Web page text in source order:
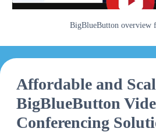
BigBlueButton overview
Affordable and
BigBlueButton
Conferencing